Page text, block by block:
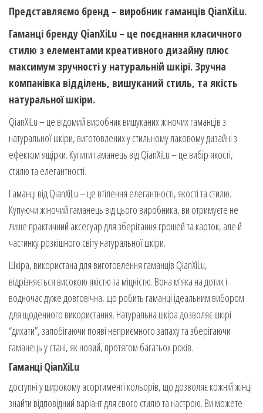
Представляємо бренд – виробник гаманців QianXiLu.
Гаманці бренду QianXiLu – це поєднання класичного
стилю з елементами креативного дизайну плюс
максимум зручності у натуральній шкірі. Зручна
компанівка відділень, вишуканий стиль, та якість
натуральної шкіри.
QianXiLu – це відомий виробник вишуканих жіночих гаманців з
натуральної шкіри, виготовлених у стильному лаковому дизайні з
ефектом ящірки. Купити гаманець від QianXiLu – це вибір якості,
стилю та елегантності.
Гаманці від QianXiLu – це втілення елегантності, якості та стилю.
Купуючи жіночий гаманець від цього виробника, ви отримуєте не
лише практичний аксесуар для зберігання грошей та карток, але й
частинку розкішного світу натуральної шкіри.
Шкіра, використана для виготовлення гаманців QianXiLu,
відрізняється високою якістю та міцністю. Вона м’яка на дотик і
водночас дуже довговічна, що робить гаманці ідеальним вибором
для щоденного використання. Натуральна шкіра дозволяє шкірі
“дихати”, запобігаючи появі неприємного запаху та зберігаючи
гаманець у стані, як новий, протягом багатьох років.
Гаманці QianXiLu
доступні у широкому асортименті кольорів, що дозволяє кожній жінці
знайти відповідний варіант для свого стилю та настрою. Ви можете